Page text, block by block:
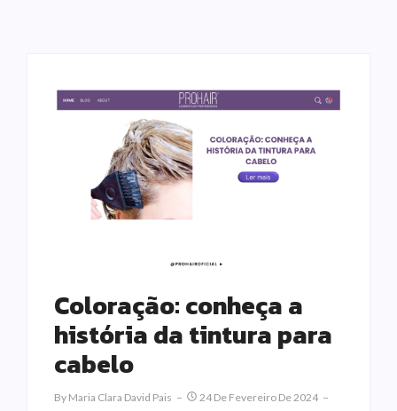
Coloração: conheça a
história da tintura para
cabelo
By Maria Clara David Pais
24 De Fevereiro De 2024